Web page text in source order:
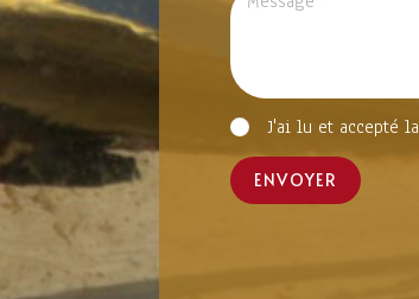
J'ai lu et accepté la
ENVOYER